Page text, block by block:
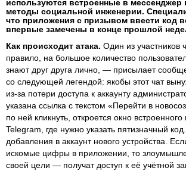
используются встроенные в мессенджер
методы социальной инженерии.
что приложения с призывом ввести код
впервые замечены в конце прошлой
Как происходит атака. Один из участников
правило, на большое количество
знают друг друга лично, — присылает
со следующей легендой: якобы этот чат
из-за потери доступа к аккаунту
указана ссылка с текстом «Перейти в
по ней кликнуть, откроется окно
Telegram, где нужно указать пятизначный
добавления в аккаунт нового устройства.
искомые цифры в приложении, то
своей цели — получат доступ к её учётной